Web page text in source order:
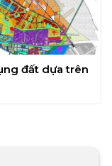
đất dựa trên